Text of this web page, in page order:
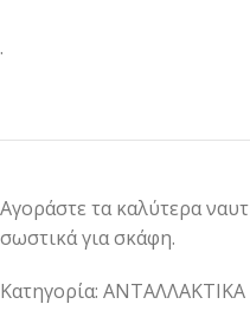
.
Αγοράστε τα καλύτερα
σωστικά για σκάφη.
Κατηγορία: ΑΝΤΑΛΛΑΚΤΙΚΑ